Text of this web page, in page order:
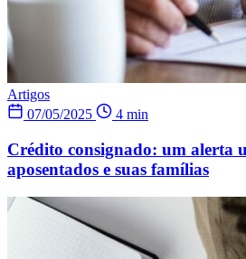
Artigos
07/05/2025
4 min
Crédito consignado: um alerta
aposentados e suas famílias